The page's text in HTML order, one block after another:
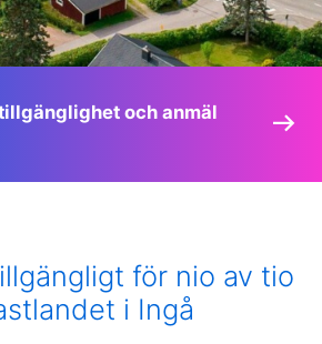
och anmäl
för nio av tio
i Ingå